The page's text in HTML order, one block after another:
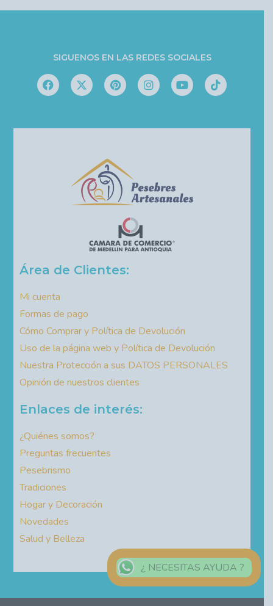
SIGUENOS EN LAS REDES SOCIALES
Área de Clientes:
Mi cuenta
Formas de pago
Cómo Comprar y Política de Devolución
Uso de la página web y Política de Devolución
Nuestra Protección a sus DATOS PERSONALES
Opinión de nuestros clientes
Enlaces de interés:
¿Quiénes somos?
Preguntas frecuentes
Pesebrismo
Tradiciones
Hogar y Decoración
Novedades
Salud y Belleza
¿ NECESITAS AYUDA ?